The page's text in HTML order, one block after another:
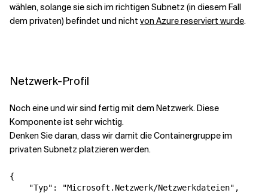
wählen, solange sie sich im richtigen Subnetz (in diesem Fall
dem privaten) befindet und nicht von Azure reserviert wurde.
Netzwerk-Profil
Noch eine und wir sind fertig mit dem Netzwerk. Diese
Komponente ist sehr wichtig.
Denken Sie daran, dass wir damit die Containergruppe im
privaten Subnetz platzieren werden.
{
"Typ" : "Microsoft.Netzwerk/Netzwerkdateien" ,